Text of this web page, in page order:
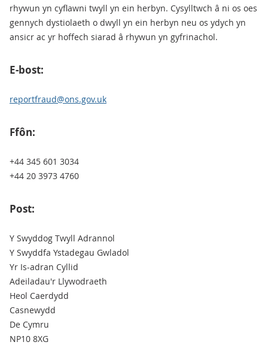
rhywun yn cyflawni twyll yn ein herbyn. Cysylltwch â ni os oes
gennych dystiolaeth o dwyll yn ein herbyn neu os ydych yn
ansicr ac yr hoffech siarad â rhywun yn gyfrinachol.
E-bost:
reportfraud@ons.gov.uk
Ffôn:
+44 345 601 3034
+44 20 3973 4760
Post:
Y Swyddog Twyll Adrannol
Y Swyddfa Ystadegau Gwladol
Yr Is-adran Cyllid
Adeiladau'r Llywodraeth
Heol Caerdydd
Casnewydd
De Cymru
NP10 8XG